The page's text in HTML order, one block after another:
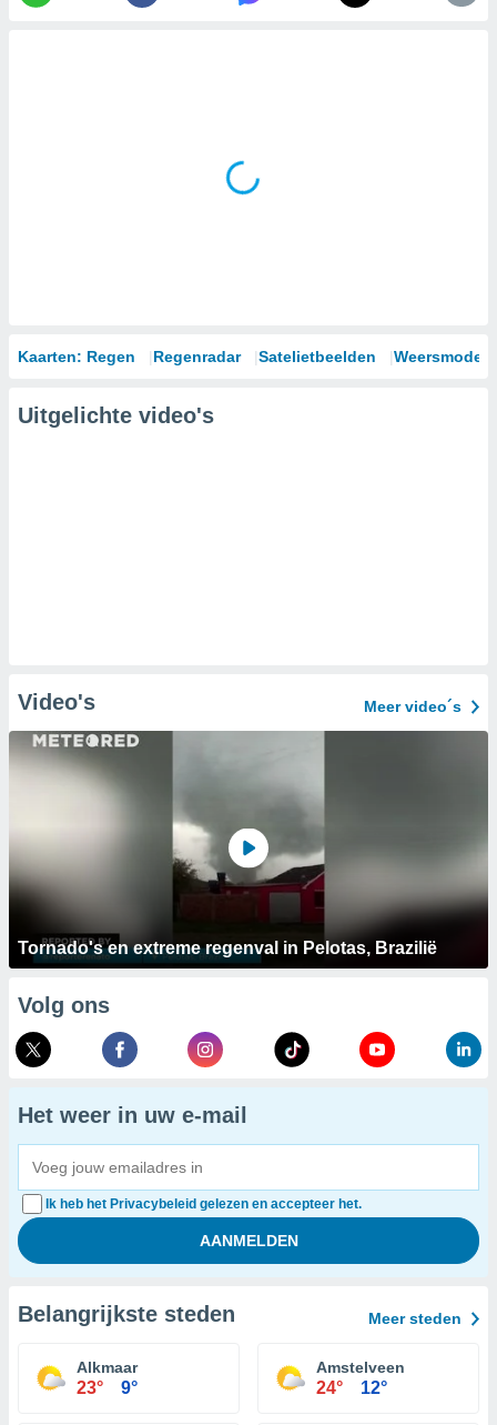
Kaarten: Regen Regenradar Satelietbeelden
Uitgelichte video's
Video's Meer video´s
Tornado's en extreme regenval in Pelotas, Brazilië
Volg ons
Het weer in uw e-mail
Ik heb het Privacybeleid gelezen en accepteer het.
Belangrijkste steden Meer steden
Alkmaar
23° 9°
Amstelveen
24° 12°